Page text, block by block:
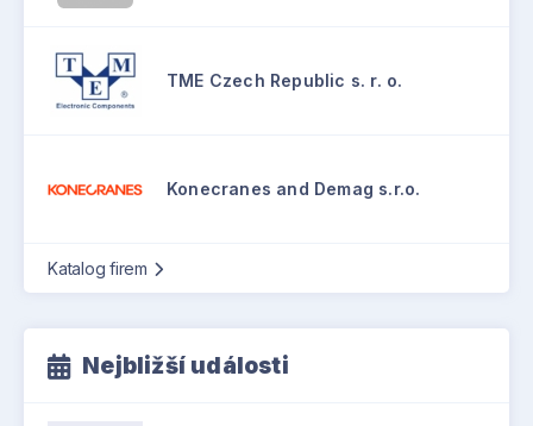
TME Czech Republic s. r. o.
Konecranes and Demag s.r.o.
Katalog firem
Nejbližší události